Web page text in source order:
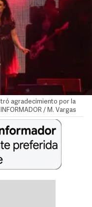
agradecimiento por la
/ M. Vargas